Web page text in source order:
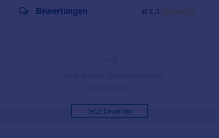
Ø 0,0
Bewertungen
Jetzt bewerten